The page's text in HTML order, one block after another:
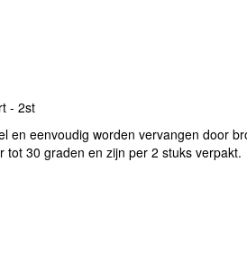
- 2st
en eenvoudig worden vervangen door
30 graden en zijn per 2 stuks verpakt.